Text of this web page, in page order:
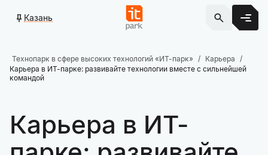
Казань
Технопарк в сфере высоких технологий «ИТ-парк»
Карьера
Карьера в ИТ-парке: развивайте технологии вместе с сильнейшей
командой
Карьера в ИТ-